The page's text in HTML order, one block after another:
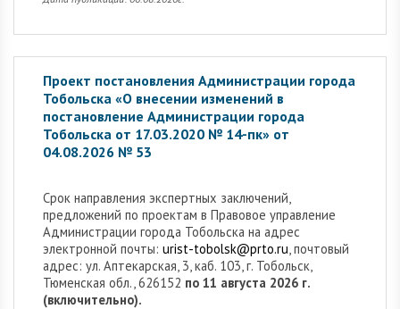
Проект постановления Администрации города
Тобольска «О внесении изменений в
постановление Администрации города
Тобольска от 17.03.2020 № 14-пк» от
04.08.2026 № 53
Cрок направления экспертных заключений,
предложений по проектам в Правовое управление
Администрации города Тобольска на адрес
электронной почты: urist-tobolsk@prto.ru, почтовый
адрес: ул. Аптекарская, 3, каб. 103, г. Тобольск,
Тюменская обл., 626152 по 11 августа 2026 г.
(включительно).